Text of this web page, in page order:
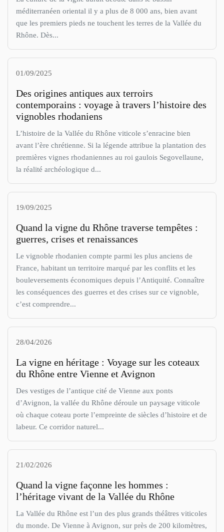
méditerranéen oriental il y a plus de 8 000 ans, bien avant
que les premiers pieds ne touchent les terres de la Vallée du
Rhône. Dès...
01/09/2025
Des origines antiques aux terroirs
contemporains : voyage à travers l’histoire des
vignobles rhodaniens
L’histoire de la Vallée du Rhône viticole s’enracine bien
avant l’ère chrétienne. Si la légende attribue la plantation des
premières vignes rhodaniennes au roi gaulois Segovellaune,
la réalité archéologique d...
19/09/2025
Quand la vigne du Rhône traverse tempêtes :
guerres, crises et renaissances
Le vignoble rhodanien compte parmi les plus anciens de
France, habitant un territoire marqué par les conflits et les
bouleversements économiques depuis l’Antiquité. Connaître
les conséquences des guerres et des crises sur ce vignoble,
c’est comprendre...
28/04/2026
La vigne en héritage : Voyage sur les coteaux
du Rhône entre Vienne et Avignon
Des vestiges de l’antique cité de Vienne aux ponts
d’Avignon, la vallée du Rhône déroule un paysage viticole
où chaque coteau porte l’empreinte de siècles d’histoire et de
labeur. Ce corridor naturel...
21/02/2026
Quand la vigne façonne les hommes :
l’héritage vivant de la Vallée du Rhône
La Vallée du Rhône est l’un des plus grands théâtres viticoles
du monde. De Vienne à Avignon, sur près de 200 kilomètres,